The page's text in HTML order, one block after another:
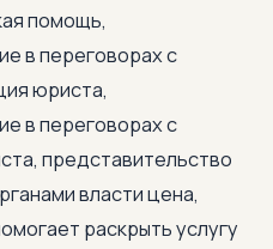
помощь,
в переговорах с
юриста,
в переговорах с
представительство
власти цена,
раскрыть услугу